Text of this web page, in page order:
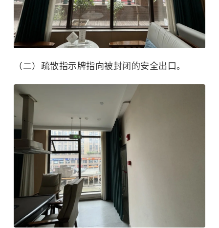
（二）疏散指示牌指向被封闭的安全出口。